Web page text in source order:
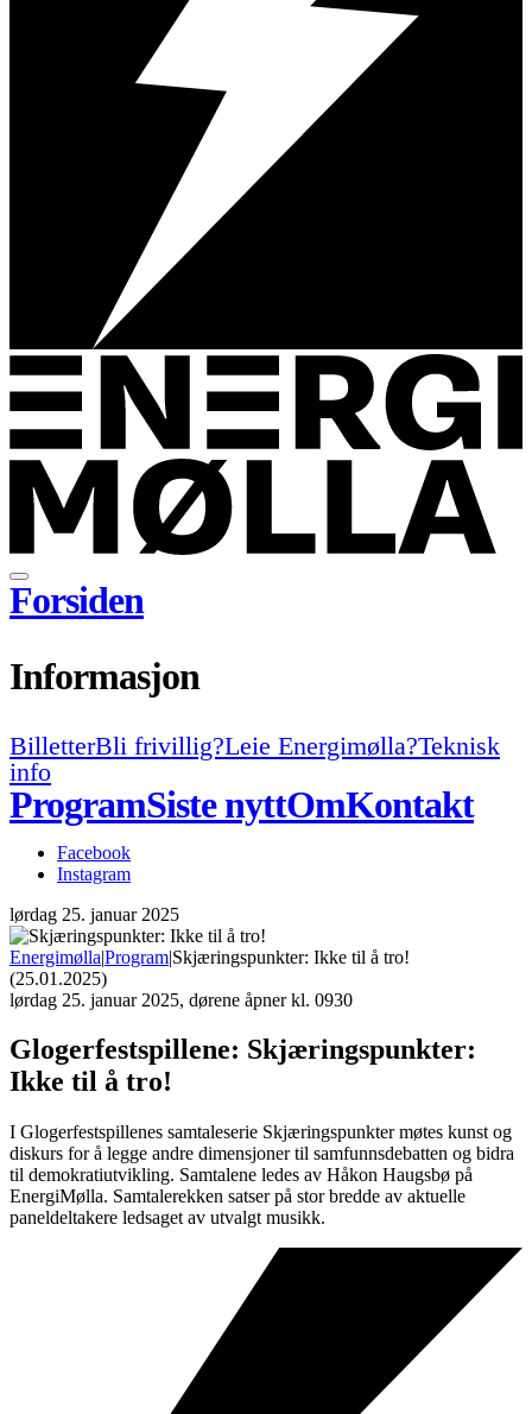
Forsiden
Informasjon
BilletterBli frivillig?Leie Energimølla?Teknisk
info
ProgramSiste nyttOmKontakt
Facebook
Instagram
lørdag 25. januar 2025
Energimølla|Program|Skjæringspunkter: Ikke til å tro!
(25.01.2025)
lørdag 25. januar 2025, dørene åpner kl. 0930
Glogerfestspillene: Skjæringspunkter:
Ikke til å tro!
I Glogerfestspillenes samtaleserie Skjæringspunkter møtes kunst og
diskurs for å legge andre dimensjoner til samfunnsdebatten og bidra
til demokratiutvikling. Samtalene ledes av Håkon Haugsbø på
EnergiMølla. Samtalerekken satser på stor bredde av aktuelle
paneldeltakere ledsaget av utvalgt musikk.